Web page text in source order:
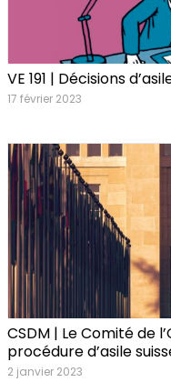
VE 191 | Décisions
17 février 2023
CSDM | Le Comité de
procédure d’asile
2 janvier 2023